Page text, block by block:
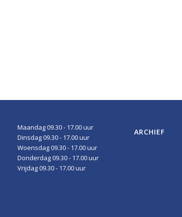
Maandag 09.30 - 17.00 uur
Dinsdag 09.30 - 17.00 uur
Woensdag 09.30 - 17.00 uur
Donderdag 09.30 - 17.00 uur
Vrijdag 09.30 - 17.00 uur
ARCHIEF